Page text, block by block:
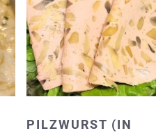
PILZWURST (IN